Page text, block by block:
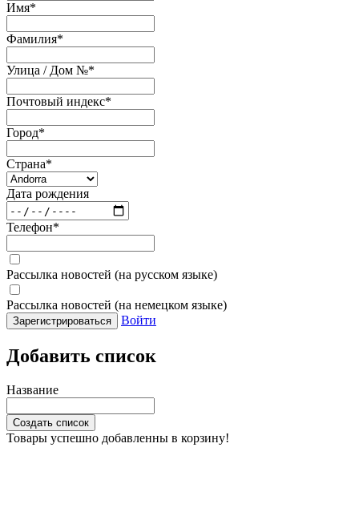
Имя*
Фамилия*
Улица / Дом №*
Почтовый индекс*
Город*
Страна*
Дата рождения
Телефон*
Рассылка новостей (на русском языке)
Рассылка новостей (на немецком языке)
Зарегистрироваться Войти
Добавить список
Название
Создать список
Товары успешно добавленны в корзину!